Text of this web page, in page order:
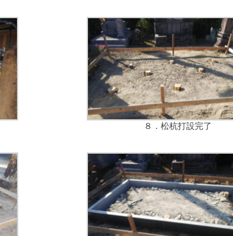
８．松杭打設完了